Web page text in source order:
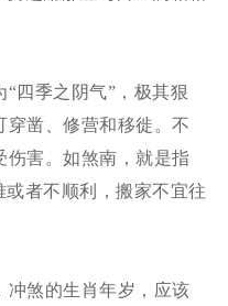
四季之阴气”，极其狠
穿凿、修营和移徙。不
伤害。如煞南，就是指
者不顺利，搬家不宜往
冲煞的生肖年岁，应该